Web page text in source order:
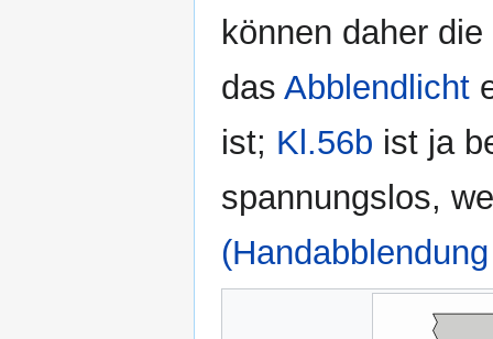
können daher
das Abblendlicht
ist; Kl.56b ist ja
spannungslos,